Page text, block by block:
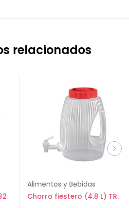
relacionados
Alimentos y Bebidas
Chorro fiestero (4.8 L) TR.